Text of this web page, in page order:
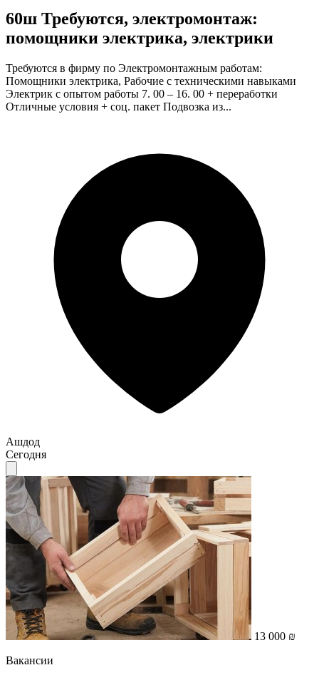
60ш Требуются, электрoмонтаж:
помощники электрика, электрики
Требуются в фирму по Электрoмонтажным работам:
Помощники электрика, Рабочие с техническими навыками
Электрик с опытом работы 7. 00 – 16. 00 + переработки
Отличные условия + соц. пакет Подвозка из...
Ашдод
Сегодня
13 000 ₪
Вакансии